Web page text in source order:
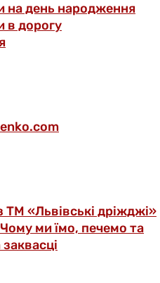
на день народження
в дорогу
ТМ «Львівські дріжджі»
ми їмо, печемо та